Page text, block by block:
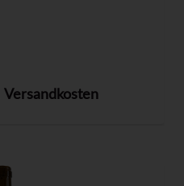
Versandkosten